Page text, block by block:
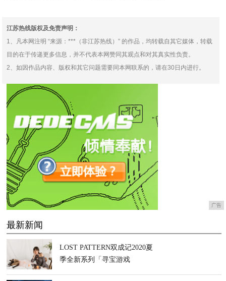
江苏热线版权及免责声明：
1、凡本网注明 “来源：***（非江苏热线）” 的作品，均转载自其它媒体，转载
目的在于传递更多信息，并不代表本网赞同其观点和对其真实性负责。
2、如因作品内容、版权和其它问题需要同本网联系的，请在30日内进行。
广告
最新新闻
LOST PATTERN双成记2020夏
季全新系列「寻宝游戏